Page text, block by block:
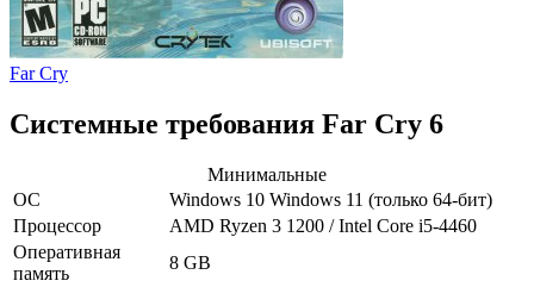
Far Cry
Системные требования Far Cry 6
Минимальные
ОС
Windows 10 Windows 11 (только 64-бит)
Процессор
AMD Ryzen 3 1200 / Intel Core i5-4460
Оперативная
память
8 GB